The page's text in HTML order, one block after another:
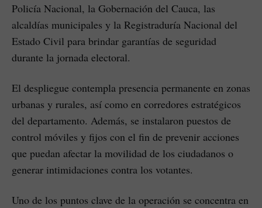
Policía Nacional, la Gobernación del Cauca, las
alcaldías municipales y la Registraduría Nacional del
Estado Civil para brindar garantías de seguridad
durante la jornada electoral.
El despliegue contempla presencia permanente en zonas
urbanas y rurales, así como en corredores estratégicos
del departamento. Además, se instalaron puestos de
control móviles y fijos con el fin de prevenir acciones
que puedan afectar la movilidad de los ciudadanos o
generar intimidaciones contra los votantes.
Uno de los puntos clave de la operación se concentra en